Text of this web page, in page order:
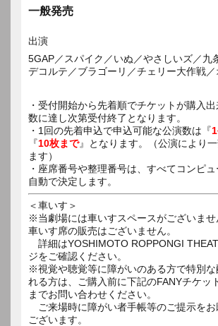
一般発売
出演
5GAP／スパイク／いぬ／やさしいズ／九
デコルテ／ブラゴーリ／チェリー大作戦
・受付開始から先着順でチケットが購入
数に達し次第受付終了となります。
・1回の先着申込で申込可能な公演数は『
『10枚まで』となります。（公演により
ます）
・座席番号や整理番号は、すべてコンピ
自動で決定します。
＜車いす＞
※当劇場には車いすスペースがございませ
車いす席の販売はございません。
詳細はYOSHIMOTO ROPPONGI
ジをご確認ください。
※視覚や聴覚等に障がいのある方で特別な
れる方は、ご購入前に下記のFANYチケッ
までお問い合わせください。
ご来場時に障がい者手帳等のご提示を
ございます。